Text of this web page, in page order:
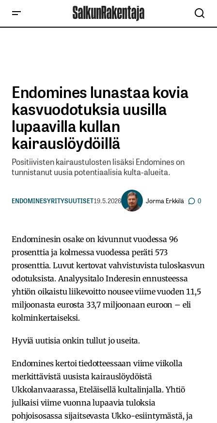
Endomines lunastaa kovia
kasvuodotuksia uusilla
lupaavilla kullan
kairauslöydöillä
Positiivisten kairaustulosten lisäksi Endomines on
tunnistanut uusia potentiaalisia kulta-alueita.
ENDOMINESYRITYSUUTISET19.5.2026 Jorma Erkkilä 0
Endominesin osake on kivunnut vuodessa 96
prosenttia ja kolmessa vuodessa peräti 573
prosenttia. Luvut kertovat vahvistuvista tuloskasvun
odotuksista. Analyysitalo Inderesin ennusteessa
yhtiön oikaistu liikevoitto nousee viime vuoden 11,5
miljoonasta eurosta 33,7 miljoonaan euroon – eli
kolminkertaiseksi.
Hyviä uutisia onkin tullut jo useita.
Endomines kertoi tiedotteessaan viime viikolla
merkittävistä uusista kairauslöydöistä
Ukkolanvaarassa, Eteläisellä kultalinjalla. Yhtiö
julkaisi viime vuonna lupaavia tuloksia
pohjoisosassa sijaitsevasta Ukko-esiintymästä, ja